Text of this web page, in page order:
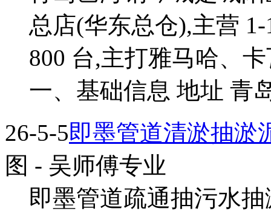
总店(华东总仓),主营
800 台,主打雅马哈、
一、基础信息 地址 青
26-5-5即墨管道清淤抽淤
图 - 吴师傅专业
即墨管道疏通抽污水